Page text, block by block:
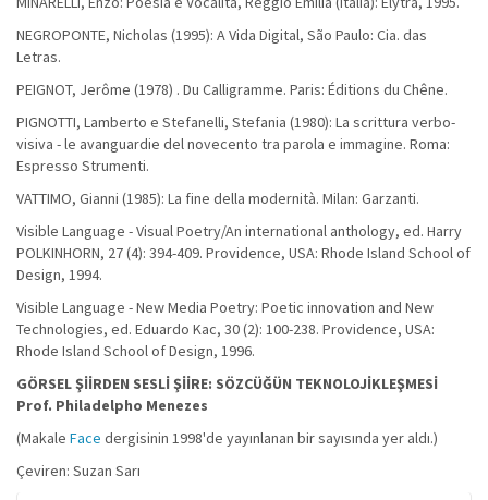
NEGROPONTE, Nicholas (1995): A Vida Digital, São Paulo: Cia. das
Letras.
PEIGNOT, Jerôme (1978) . Du Calligramme. Paris: Éditions du Chêne.
PIGNOTTI, Lamberto e Stefanelli, Stefania (1980): La scrittura verbo-
visiva - le avanguardie del novecento tra parola e immagine. Roma:
Espresso Strumenti.
VATTIMO, Gianni (1985): La fine della modernità. Milan: Garzanti.
Visible Language - Visual Poetry/An international anthology, ed. Harry
POLKINHORN, 27 (4): 394-409. Providence, USA: Rhode Island School of
Design, 1994.
Visible Language - New Media Poetry: Poetic innovation and New
Technologies, ed. Eduardo Kac, 30 (2): 100-238. Providence, USA:
Rhode Island School of Design, 1996.
GÖRSEL ŞİİRDEN SESLİ ŞİİRE: SÖZCÜĞÜN TEKNOLOJİKLEŞMESİ
Prof. Philadelpho Menezes
(Makale Face dergisinin 1998'de yayınlanan bir sayısında yer aldı.)
Çeviren: Suzan Sarı